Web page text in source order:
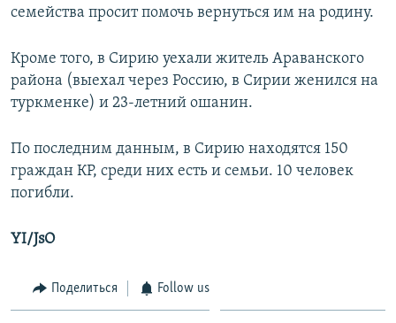
семейства просит помочь вернуться им на родину.
Кроме того, в Сирию уехали житель Араванского
района (выехал через Россию, в Сирии женился на
туркменке) и 23-летний ошанин.
По последним данным, в Сирию находятся 150
граждан КР, среди них есть и семьи. 10 человек
погибли.
YI/JsO
Поделиться Follow us